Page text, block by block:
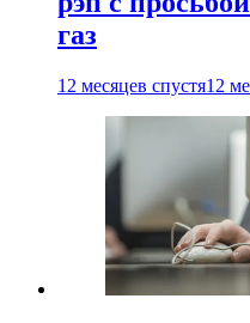
газ
12 месяцев спустя12